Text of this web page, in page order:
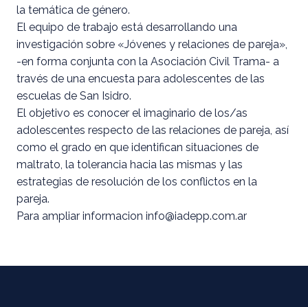
la temática de género.
El equipo de trabajo está desarrollando una
investigación sobre «Jóvenes y relaciones de pareja»,
-en forma conjunta con la Asociación Civil Trama- a
través de una encuesta para adolescentes de las
escuelas de San Isidro.
El objetivo es conocer el imaginario de los/as
adolescentes respecto de las relaciones de pareja, así
como el grado en que identifican situaciones de
maltrato, la tolerancia hacia las mismas y las
estrategias de resolución de los conflictos en la
pareja.
Para ampliar informacion info@iadepp.com.ar